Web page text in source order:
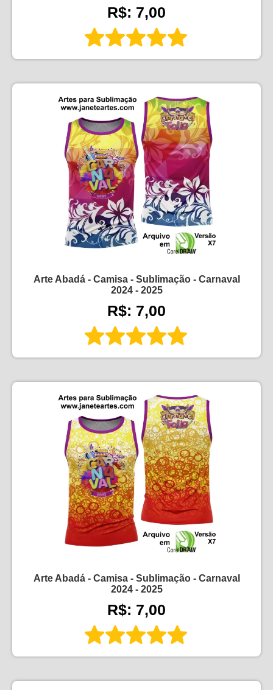
R$: 7,00
Arte Abadá - Camisa - Sublimação - Carnaval
2024 - 2025
R$: 7,00
Arte Abadá - Camisa - Sublimação - Carnaval
2024 - 2025
R$: 7,00